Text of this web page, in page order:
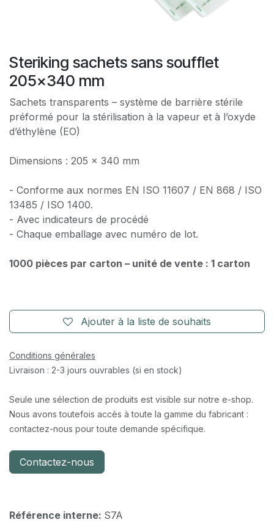
Steriking sachets sans soufflet
205x340 mm
Sachets transparents – système de barrière stérile
préformé pour la stérilisation à la vapeur et à l’oxyde
d’éthylène (EO)
Dimensions : 205 x 340 mm
- Conforme aux normes EN ISO 11607 / EN 868 / ISO
13485 / ISO 1400.
- Avec indicateurs de procédé
- Chaque emballage avec numéro de lot.
1000 pièces par carton – unité de vente : 1 carton
Ajouter à la liste de souhaits
Conditions générales
Livraison : 2-3 jours ouvrables (si en stock)
Seule une sélection de produits est visible sur notre e-shop.
Nous avons toutefois accès à toute la gamme du fabricant :
contactez-nous pour toute demande spécifique.
Contactez-nous
Référence interne: S7A